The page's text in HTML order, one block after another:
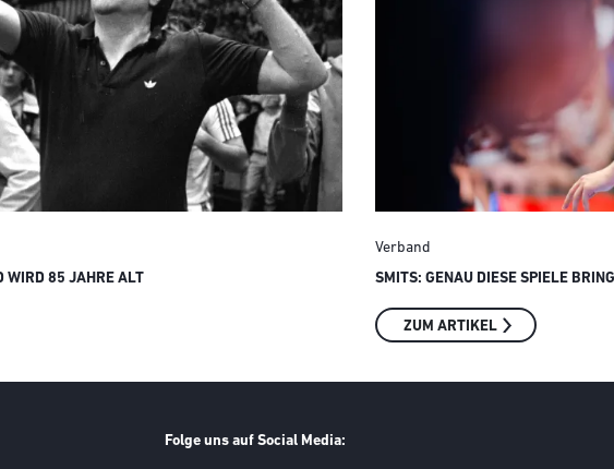
WIRD 85 JAHRE ALT
Verband
SMITS: GENAU DIESE SPIELE
ZUM ARTIKEL
Folge uns auf Social Media: